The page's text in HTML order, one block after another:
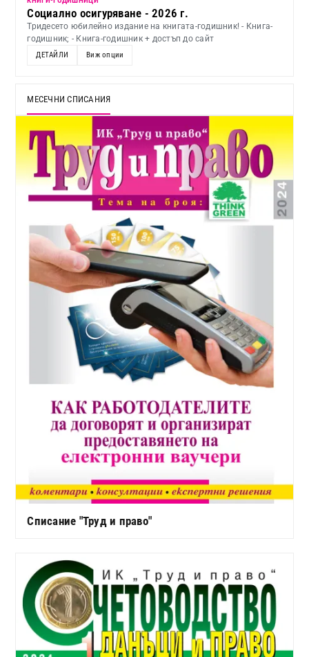
Социално осигуряване - 2026 г.
Тридесето юбилейно издание на книгата-годишник! - Книга-
годишник; - Книга-годишник + достъп до сайт
ДЕТАЙЛИ Виж опции
МЕСЕЧНИ СПИСАНИЯ
Списание "Труд и право"